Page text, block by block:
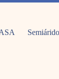
Semiárido